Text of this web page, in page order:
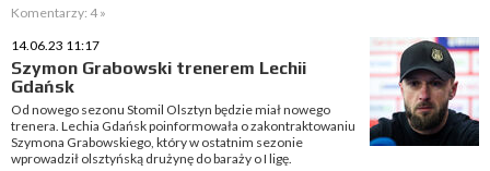
Komentarzy: 4 »
14.06.23 11:17
Szymon Grabowski trenerem Lechii
Gdańsk
Od nowego sezonu Stomil Olsztyn będzie miał nowego
trenera. Lechia Gdańsk poinformowała o zakontraktowaniu
Szymona Grabowskiego, który w ostatnim sezonie
wprowadził olsztyńską drużynę do baraży o I ligę.